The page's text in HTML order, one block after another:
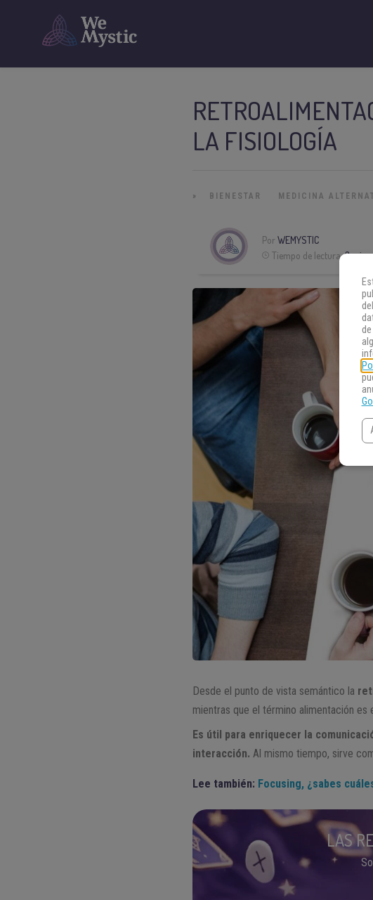
LA FISIOLOGÍA
» BIENESTAR MEDICINA
Por WEMYSTIC
Tiempo de lectura:3 min
Desde el punto de vista semántico la
mientras que el término alimentación es
Es útil para enriquecer la
interacción. Al mismo tiempo, sirve
Lee también: Focusing, ¿sabes
LAS